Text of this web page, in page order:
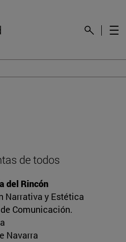
de todos
del Rincón
Narrativa y Estética
Comunicación.
Navarra